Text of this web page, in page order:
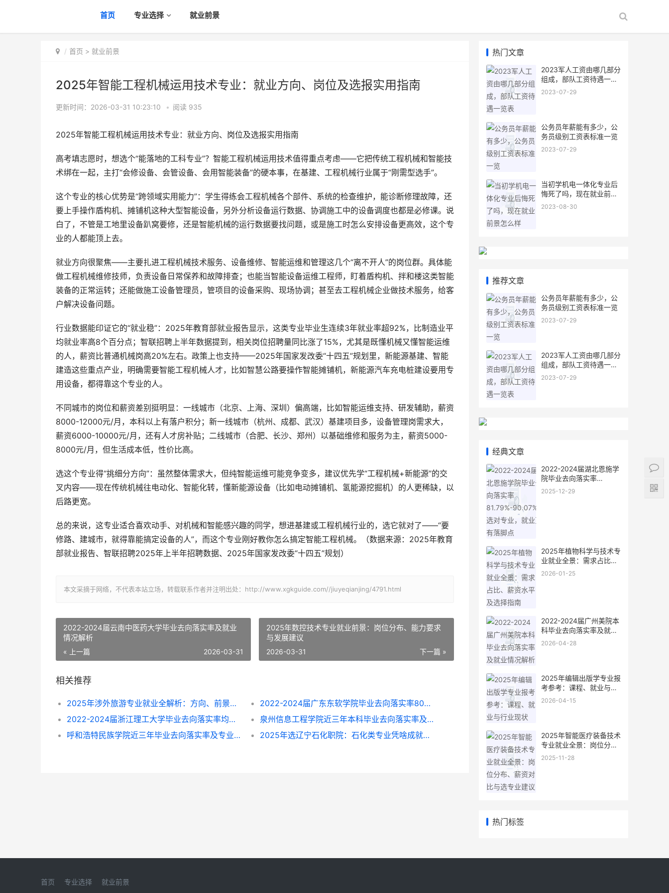
首页 专业选择 就业前景
首页 > 就业前景
2025年智能工程机械运用技术专业：就业方向、岗位及选报实用指南
更新时间：2026-03-31 10:23:10 • 阅读 935
2025年智能工程机械运用技术专业：就业方向、岗位及选报实用指南
高考填志愿时，想选个“能落地的工科专业”？智能工程机械运用技术值得重点考虑——它把传统工程机械和智能技
术绑在一起，主打“会修设备、会管设备、会用智能装备”的硬本事，在基建、工程机械行业属于“刚需型选手”。
这个专业的核心优势是“跨领域实用能力”：学生得练会工程机械各个部件、系统的检查维护，能诊断修理故障，还
要上手操作盾构机、摊铺机这种大型智能设备，另外分析设备运行数据、协调施工中的设备调度也都是必修课。说
白了，不管是工地里设备趴窝要修，还是智能机械的运行数据要找问题，或是施工时怎么安排设备更高效，这个专
业的人都能顶上去。
就业方向很聚焦——主要扎进工程机械技术服务、设备维修、智能运维和管理这几个“离不开人”的岗位群。具体能
做工程机械维修技师，负责设备日常保养和故障排查；也能当智能设备运维工程师，盯着盾构机、拌和楼这类智能
装备的正常运转；还能做施工设备管理员，管项目的设备采购、现场协调；甚至去工程机械企业做技术服务，给客
户解决设备问题。
行业数据能印证它的“就业稳”：2025年教育部就业报告显示，这类专业毕业生连续3年就业率超92%，比制造业平
均就业率高8个百分点；智联招聘上半年数据提到，相关岗位招聘量同比涨了15%，尤其是既懂机械又懂智能运维
的人，薪资比普通机械岗高20%左右。政策上也支持——2025年国家发改委“十四五”规划里，新能源基建、智能
建造这些重点产业，明确需要智能工程机械人才，比如智慧公路要操作智能摊铺机，新能源汽车充电桩建设要用专
用设备，都得靠这个专业的人。
不同城市的岗位和薪资差别挺明显：一线城市（北京、上海、深圳）偏高端，比如智能运维支持、研发辅助，薪资
8000-12000元/月，本科以上有落户积分；新一线城市（杭州、成都、武汉）基建项目多，设备管理岗需求大，
薪资6000-10000元/月，还有人才房补贴；二线城市（合肥、长沙、郑州）以基础维修和服务为主，薪资5000-
8000元/月，但生活成本低，性价比高。
选这个专业得“挑细分方向”：虽然整体需求大，但纯智能运维可能竞争变多，建议优先学“工程机械+新能源”的交
叉内容——现在传统机械往电动化、智能化转，懂新能源设备（比如电动摊铺机、氢能源挖掘机）的人更稀缺，以
后路更宽。
总的来说，这专业适合喜欢动手、对机械和智能感兴趣的同学，想进基建或工程机械行业的，选它就对了——“要
修路、建城市，就得靠能搞定设备的人”，而这个专业刚好教你怎么搞定智能工程机械。（数据来源：2025年教育
部就业报告、智联招聘2025年上半年招聘数据、2025年国家发改委“十四五”规划）
本文采摘于网络，不代表本站立场，转载联系作者并注明出处：http://www.xgkguide.com//jiuyeqianjing/4791.html
2022-2024届云南中医药大学毕业去向落实率及就业
情况解析
« 上一篇 2026-03-31
2025年数控技术专业就业前景：岗位分布、能力要求
与发展建议
下一篇 »
2026-03-31
相关推荐
2025年涉外旅游专业就业全解析：方向、前景与选择指南
2022-2024届广东东软学院毕业去向落实率80%-87%，这些专业找工作更顺？
2022-2024届浙江理工大学毕业去向落实率均超96%，就业方向与专业选择指南
泉州信息工程学院近三年本科毕业去向落实率及专业就业前景解析（2022-2024）
呼和浩特民族学院近三年毕业去向落实率及专业就业情况解析（2022-2024）
2025年选辽宁石化职院：石化类专业凭啥成就业“香饽饽”？附专业挑拣指南
热门文章
2023军人工资由哪几部分
组成，部队工资待遇一览
表
2023-07-29
公务员年薪能有多少，公
务员级别工资表标准一览
2023-07-29
当初学机电一体化专业后
悔死了吗，现在就业前景
怎么样
2023-08-30
推荐文章
公务员年薪能有多少，公
务员级别工资表标准一览
2023-07-29
2023军人工资由哪几部分
组成，部队工资待遇一览
表
2023-07-29
经典文章
2022-2024届湖北恩施学
院毕业去向落实率
81.79%-90.07%：选对专
2025-12-29
2025年植物科学与技术专
业就业全景：需求占比、
薪资水平及选择指南
2026-01-25
2022-2024届广州美院本
科毕业去向落实率及就业
情况解析
2026-04-28
2025年编辑出版学专业报
考参考：课程、就业与行
业现状
2026-04-15
2025年智能医疗装备技术
专业就业全景：岗位分
布、薪资对比与选专业建
2025-11-28
热门标签
首页 专业选择 就业前景